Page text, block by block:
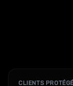
CLIENTS